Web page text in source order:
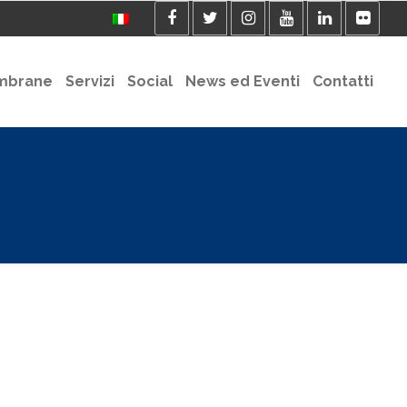
Servizi Social News ed Eventi Contatti